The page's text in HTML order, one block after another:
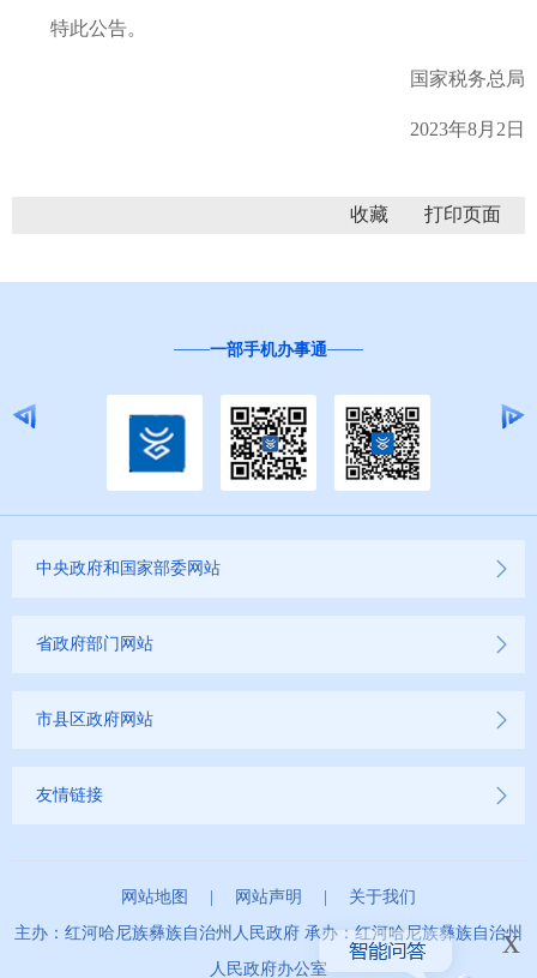
特此公告。
国家税务总局
2023年8月2日
收藏
一部手机办事通
中央政府和国家部委网站
省政府部门网站
市县区政府网站
友情链接
网站地图 网站声明
关于我们
主办：红河哈尼族彝族自治州人民政府 承办：红河哈尼族彝族自治州
人民政府办公室
x